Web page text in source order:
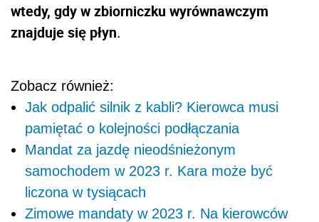
wtedy, gdy w zbiorniczku wyrównawczym
znajduje się płyn.
Zobacz również:
Jak odpalić silnik z kabli? Kierowca musi
pamiętać o kolejności podłączania
Mandat za jazdę nieodśnieżonym
samochodem w 2023 r. Kara może być
liczona w tysiącach
Zimowe mandaty w 2023 r. Na kierowców